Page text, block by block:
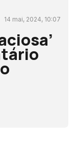
14 mai, 2024, 10:07